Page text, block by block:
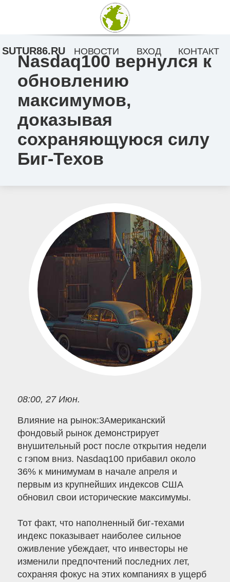
Nasdaq100 вернулся к
обновлению
максимумов,
доказывая
сохраняющуюся силу
Биг-Техов
08:00, 27 Июн.
Влияние на рынок:3Американский
фондовый рынок демонстрирует
внушительный рост после открытия недели
с гэпом вниз. Nasdaq100 прибавил около
36% к минимумам в начале апреля и
первым из крупнейших индексов США
обновил свои исторические максимумы.
Тот факт, что наполненный биг-техами
индекс показывает наиболее сильное
оживление убеждает, что инвесторы не
изменили предпочтений последних лет,
сохраняя фокус на этих компаниях в ущерб
SUTUR86.RU НОВОСТИ ВХОД КОНТАКТ